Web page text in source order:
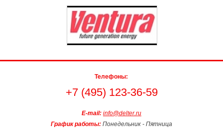
Телефоны:
+7 (495) 123-36-59
E-mail: info@delter.ru
График работы: Понедельник - Пятница